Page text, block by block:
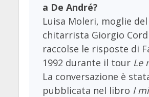
a De André?
Luisa Moleri, moglie del
chitarrista Giorgio
raccolse le risposte di
1992 durante il tour Le
La conversazione è
pubblicata nel libro I